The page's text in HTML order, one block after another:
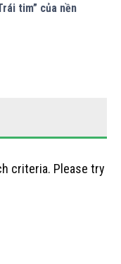
tim” của nền
criteria. Please try